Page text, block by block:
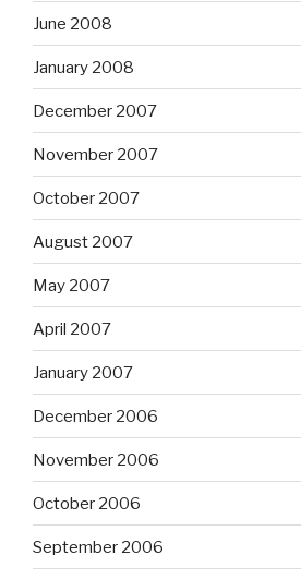
June 2008
January 2008
December 2007
November 2007
October 2007
August 2007
May 2007
April 2007
January 2007
December 2006
November 2006
October 2006
September 2006